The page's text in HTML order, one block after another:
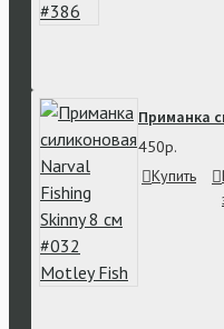
Приманка
450р.
Купить